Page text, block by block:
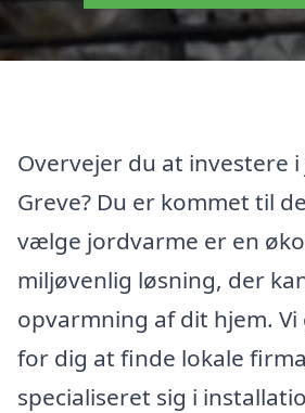
Overvejer du at investere
Greve? Du er kommet til
vælge jordvarme er en
miljøvenlig løsning, der
opvarmning af dit hjem.
for dig at finde lokale
specialiseret sig i